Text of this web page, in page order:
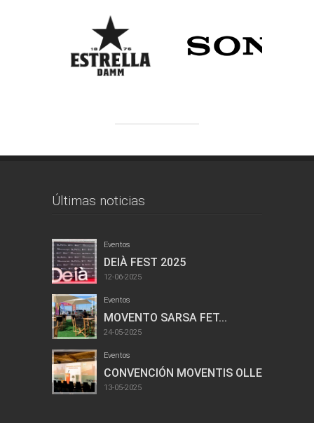
Últimas noticias
Eventos
DEIÀ FEST 2025
12-06-2025
Eventos
MOVENTO SARSA FET...
24-05-2025
Eventos
CONVENCIÓN MOVENTIS OLLER...
13-05-2025